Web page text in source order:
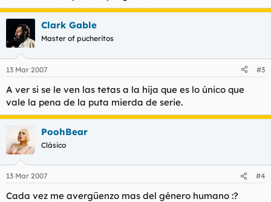
Clark Gable
Master of pucheritos
13 Mar 2007 #3
A ver si se le ven las tetas a la hija que es lo único que
vale la pena de la puta mierda de serie.
PoohBear
Clásico
13 Mar 2007 #4
Cada vez me avergüenzo mas del género humano :?